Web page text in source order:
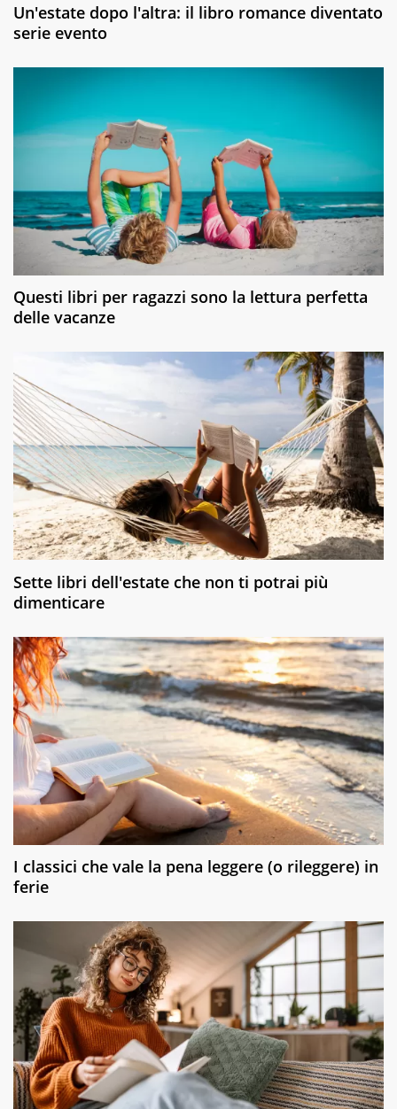
Un'estate dopo l'altra: il libro romance diventato
serie evento
Questi libri per ragazzi sono la lettura perfetta
delle vacanze
Sette libri dell'estate che non ti potrai più
dimenticare
I classici che vale la pena leggere (o rileggere) in
ferie